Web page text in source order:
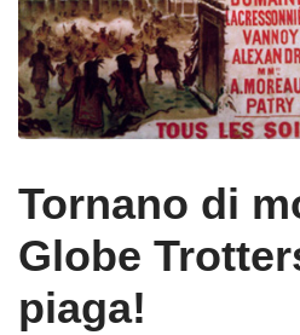
Tornano di
Globe
piaga!